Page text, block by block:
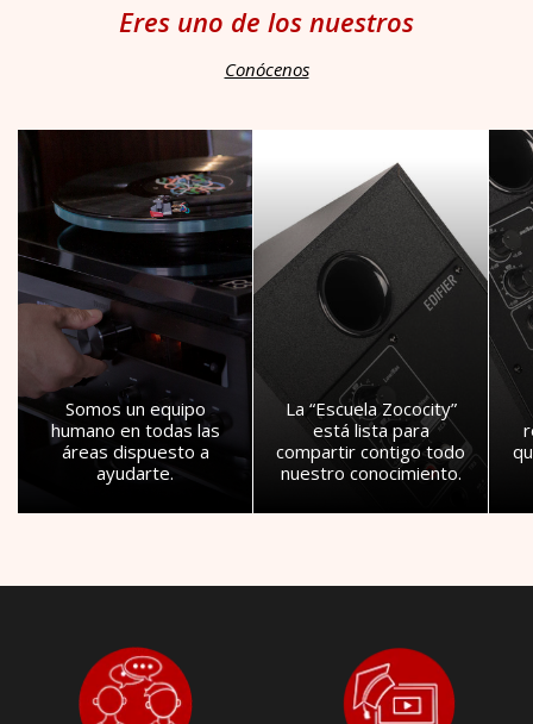
Eres uno de los nuestros
Conócenos
Somos un equipo
humano en todas las
áreas dispuesto a
ayudarte.
La “Escuela Zococity”
está lista para
compartir contigo todo
nuestro conocimiento.